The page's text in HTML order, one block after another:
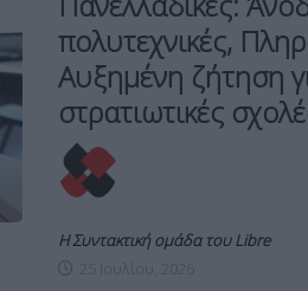
πολυτεχνικές,
Αυξημένη ζήτηση
στρατιωτικές
Η Συντακτική ομάδα του Libre